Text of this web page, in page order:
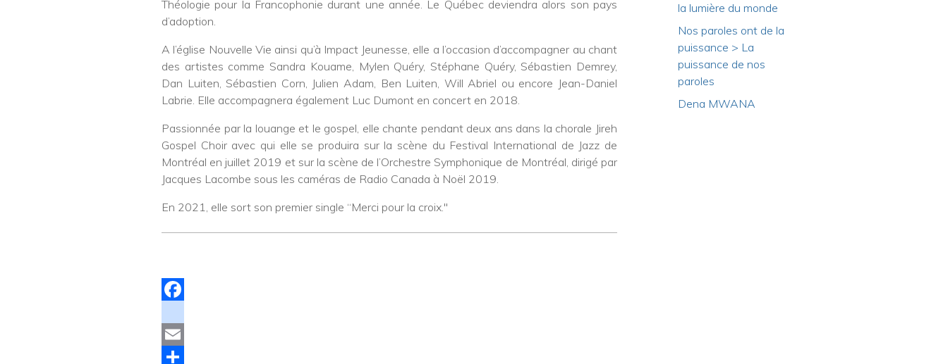
Théologie pour la Francophonie durant une année. Le Québec deviendra alors son pays
d’adoption.
A l’église Nouvelle Vie ainsi qu’à Impact Jeunesse, elle a l’occasion d’accompagner au chant
des artistes comme Sandra Kouame, Mylen Quéry, Stéphane Quéry, Sébastien Demrey,
Dan Luiten, Sébastien Corn, Julien Adam, Ben Luiten, Will Abriel ou encore Jean-Daniel
Labrie. Elle accompagnera également Luc Dumont en concert en 2018.
Passionnée par la louange et le gospel, elle chante pendant deux ans dans la chorale Jireh
Gospel Choir avec qui elle se produira sur la scène du Festival International de Jazz de
Montréal en juillet 2019 et sur la scène de l’Orchestre Symphonique de Montréal, dirigé par
Jacques Lacombe sous les caméras de Radio Canada à Noël 2019.
En 2021, elle sort son premier single “Merci pour la croix."
instagram
Email
la lumière du monde
Nos paroles ont de la
puissance > La
puissance de nos
paroles
Dena MWANA